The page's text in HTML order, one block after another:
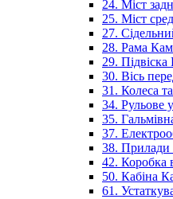
24. Міст
25. Міст
27.
28. Рама
29.
30. Вісь
31. Колеса
34. Рульове
35.
37.
38.
42. Коробка
50. Кабіна
61.